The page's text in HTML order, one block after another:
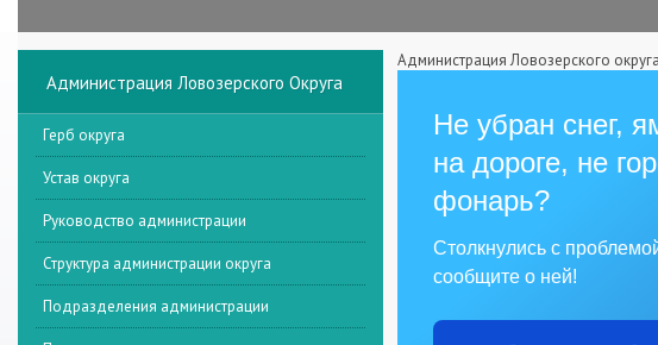
Администрация Ловозерского округа
Не убран снег,
на дороге, не
фонарь?
Столкнулись с
сообщите о ней!
Администрация Ловозерского Округа
Герб округа
Устав округа
Руководство администрации
Структура администрации округа
Подразделения администрации